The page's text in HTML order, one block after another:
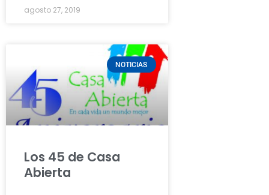
agosto 27, 2019
NOTICIAS
Los 45 de Casa
Abierta